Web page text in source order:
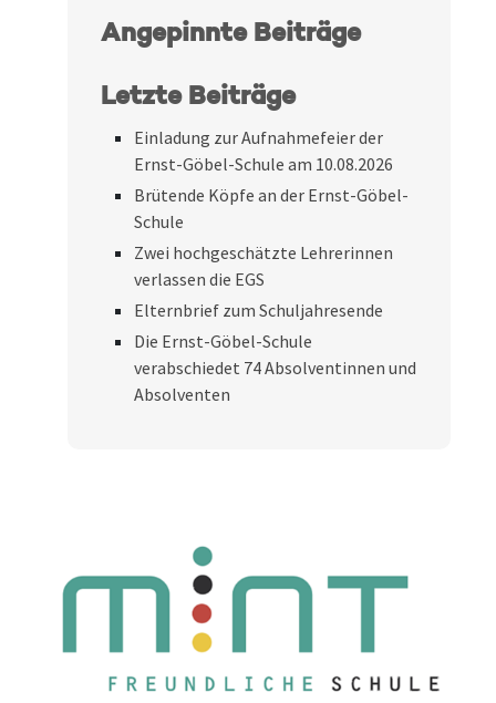
Angepinnte Beiträge
Letzte Beiträge
Einladung zur Aufnahmefeier der
Ernst-Göbel-Schule am 10.08.2026
Brütende Köpfe an der Ernst-Göbel-
Schule
Zwei hochgeschätzte Lehrerinnen
verlassen die EGS
Elternbrief zum Schuljahresende
Die Ernst-Göbel-Schule
verabschiedet 74 Absolventinnen und
Absolventen